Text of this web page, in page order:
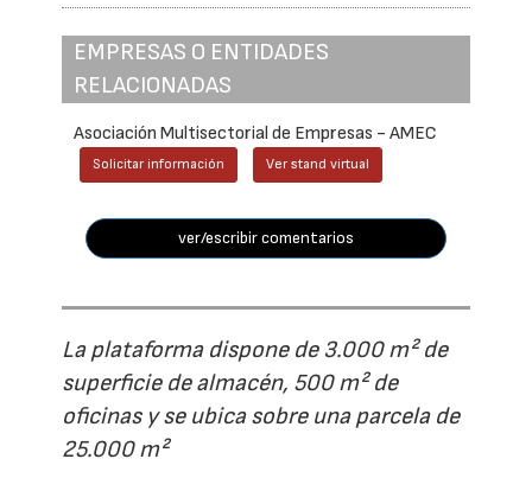
EMPRESAS O ENTIDADES
RELACIONADAS
Asociación Multisectorial de Empresas - AMEC
Solicitar información Ver stand virtual
ver/escribir comentarios
La plataforma dispone de 3.000 m² de
superficie de almacén, 500 m² de
oficinas y se ubica sobre una parcela de
25.000 m²